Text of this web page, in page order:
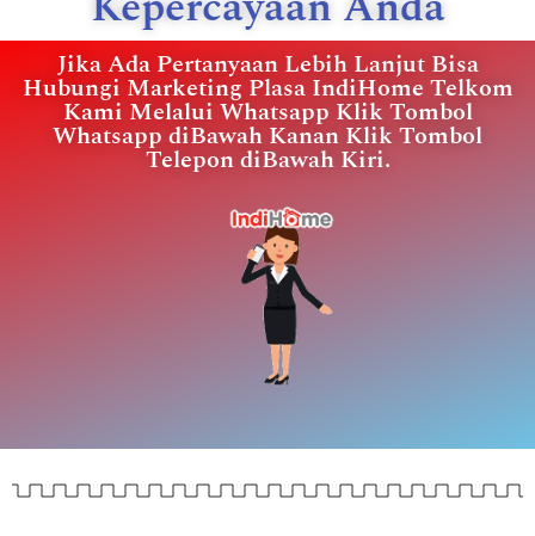
Jika Ada Pertanyaan Lebih Lanjut Bisa
Hubungi Marketing Plasa IndiHome Telkom
Kami Melalui Whatsapp Klik Tombol
Whatsapp diBawah Kanan Klik Tombol
Telepon diBawah Kiri.